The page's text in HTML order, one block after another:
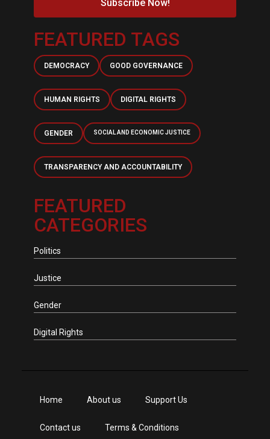
Subscribe Now!
FEATURED TAGS
DEMOCRACY GOOD GOVERNANCE
HUMAN RIGHTS DIGITAL RIGHTS
GENDER SOCIAL AND ECONOMIC JUSTICE
TRANSPARENCY AND ACCOUNTABILITY
FEATURED
CATEGORIES
Politics
Justice
Gender
Digital Rights
Home About us Support Us
Contact us Terms & Conditions